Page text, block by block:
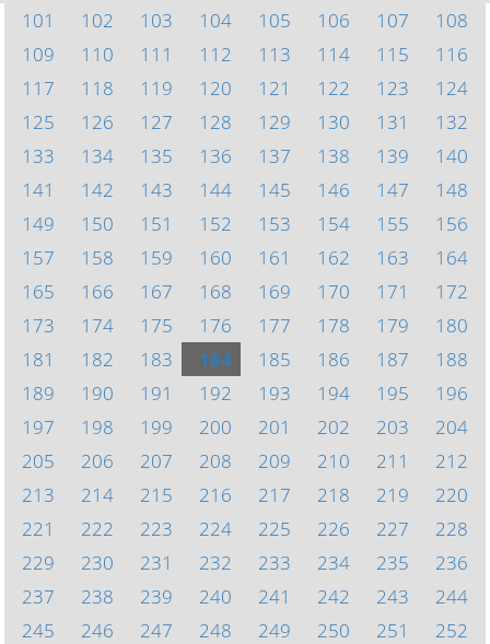
101
102 103 104 105 106 107
108
109
110 111 112 113 114 115
116
117
118 119 120 121 122 123
124
125
126 127 128 129 130 131
132
133
134 135 136 137 138 139
140
141
142 143 144 145 146 147
148
149
150 151 152 153 154 155
156
157
158 159 160 161 162 163
164
165
166 167 168 169 170 171
172
173
174 175 176 177 178 179
180
181
182 183 184 185 186 187
188
189
190 191 192 193 194 195
196
197
198 199 200 201 202 203
204
205
206 207 208 209 210 211
212
213
214 215 216 217 218 219
220
221
222 223 224 225 226 227
228
229
230 231 232 233 234 235
236
237
238 239 240 241 242 243
244
245
246 247 248 249 250 251
252